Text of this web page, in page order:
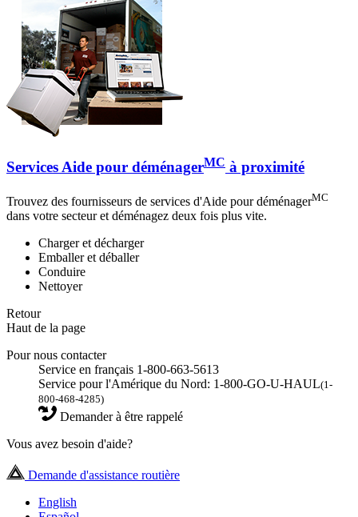
Services Aide pour déménagerMC à proximité
Trouvez des fournisseurs de services d'Aide pour déménagerMC
dans votre secteur et déménagez deux fois plus vite.
Charger et décharger
Emballer et déballer
Conduire
Nettoyer
Retour
Haut de la page
Pour nous contacter
Service en français 1-800-663-5613
Service pour l'Amérique du Nord: 1-800-GO-U-HAUL(1-
800-468-4285)
Demander à être rappelé
Vous avez besoin d'aide?
Demande d'assistance routière
English